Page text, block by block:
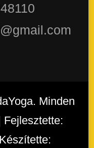
. Minden
Fejlesztette: